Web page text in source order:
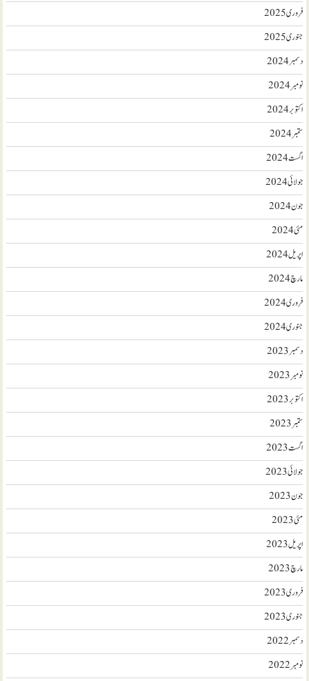
فروری 2025
جنوری 2025
دسمبر 2024
نومبر 2024
اکتوبر 2024
ستمبر 2024
اگست 2024
جولائی 2024
جون 2024
مئی 2024
اپریل 2024
مارچ 2024
فروری 2024
جنوری 2024
دسمبر 2023
نومبر 2023
اکتوبر 2023
ستمبر 2023
اگست 2023
جولائی 2023
جون 2023
مئی 2023
اپریل 2023
مارچ 2023
فروری 2023
جنوری 2023
دسمبر 2022
نومبر 2022